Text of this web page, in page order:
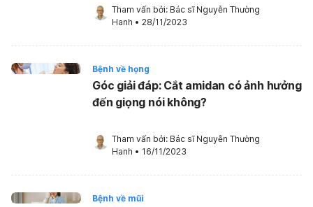
Tham vấn bởi: Bác sĩ Nguyễn Thường
Hanh • 28/11/2023
Bệnh về họng
Góc giải đáp: Cắt amidan có ảnh hưởng
đến giọng nói không?
Tham vấn bởi: Bác sĩ Nguyễn Thường
Hanh • 16/11/2023
Bệnh về mũi